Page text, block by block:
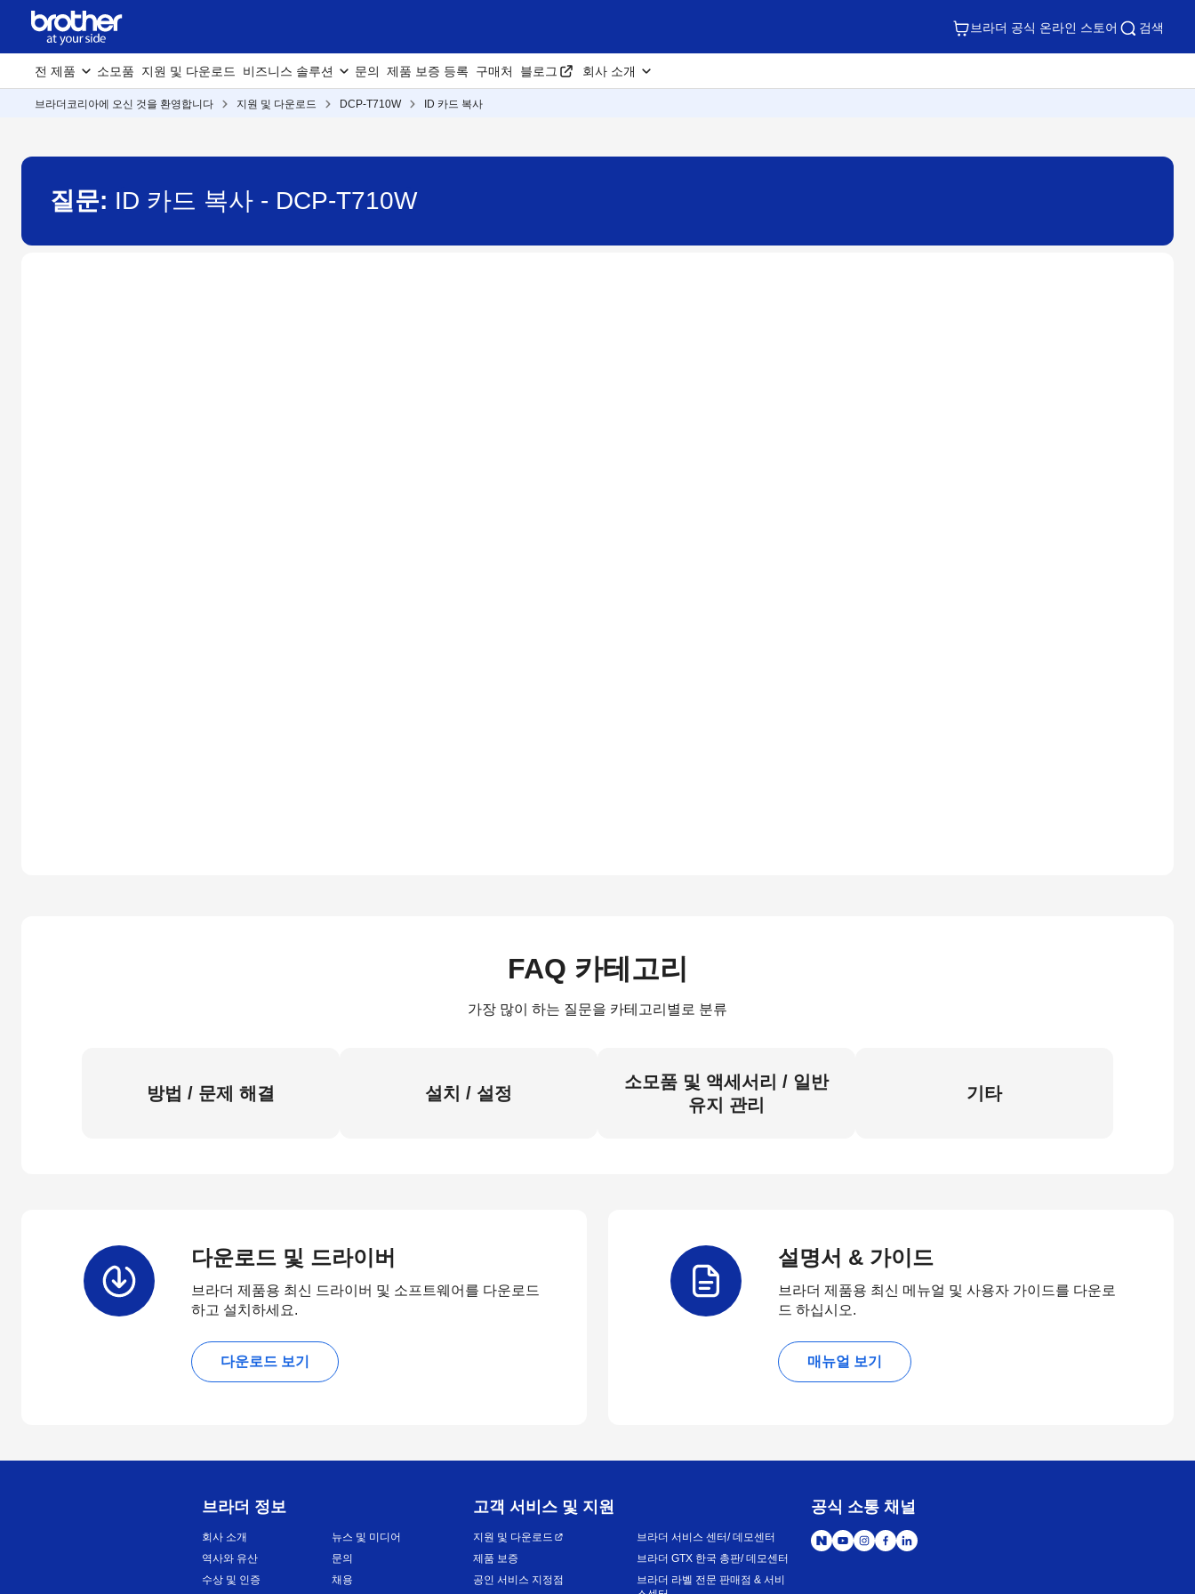
브라더 공식 온라인 스토어 검색
전 제품 소모품 지원 및 다운로드 비즈니스 솔루션 문의 제품 보증 등록 구매처 블로그 회사 소개
브라더코리아에 오신 것을 환영합니다 지원 및 다운로드 DCP-T710W ID 카드 복사
질문: ID 카드 복사 - DCP-T710W
FAQ 카테고리
가장 많이 하는 질문을 카테고리별로 분류
방법 / 문제 해결 설치 / 설정
소모품 및 액세서리 / 일반
유지 관리
기타
다운로드 및 드라이버
브라더 제품용 최신 드라이버 및 소프트웨어를 다운로드
하고 설치하세요.
다운로드 보기
설명서 & 가이드
브라더 제품용 최신 메뉴얼 및 사용자 가이드를 다운로
드 하십시오.
매뉴얼 보기
브라더 정보
회사 소개
역사와 유산
수상 및 인증
뉴스 및 미디어
문의
채용
고객 서비스 및 지원
지원 및 다운로드
제품 보증
공인 서비스 지정점
브라더 서비스 센터/ 데모센터
브라더 GTX 한국 총판/ 데모센터
브라더 라벨 전문 판매점 & 서비
공식 소통 채널